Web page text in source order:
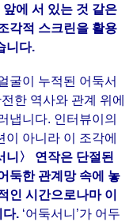
에 서 있는 것 같은
각적 스크린을 활용
니다.
굴이 누적된 어둑서
한 역사와 관계 위에
냅니다. 인터뷰이의
아니라 이 조각에
니〉 연작은 단절된
둑한 관계망 속에 놓
인 시간으로나마 이
다. ‘어둑서니’가 어두